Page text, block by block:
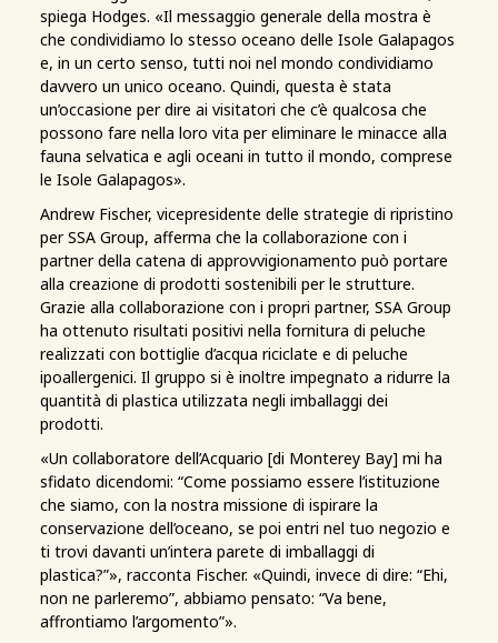
spiega Hodges. «Il messaggio generale della mostra è
che condividiamo lo stesso oceano delle Isole Galapagos
e, in un certo senso, tutti noi nel mondo condividiamo
davvero un unico oceano. Quindi, questa è stata
un’occasione per dire ai visitatori che c’è qualcosa che
possono fare nella loro vita per eliminare le minacce alla
fauna selvatica e agli oceani in tutto il mondo, comprese
le Isole Galapagos».
Andrew Fischer, vicepresidente delle strategie di ripristino
per SSA Group, afferma che la collaborazione con i
partner della catena di approvvigionamento può portare
alla creazione di prodotti sostenibili per le strutture.
Grazie alla collaborazione con i propri partner, SSA Group
ha ottenuto risultati positivi nella fornitura di peluche
realizzati con bottiglie d’acqua riciclate e di peluche
ipoallergenici. Il gruppo si è inoltre impegnato a ridurre la
quantità di plastica utilizzata negli imballaggi dei
prodotti.
«Un collaboratore dell’Acquario [di Monterey Bay] mi ha
sfidato dicendomi: “Come possiamo essere l’istituzione
che siamo, con la nostra missione di ispirare la
conservazione dell’oceano, se poi entri nel tuo negozio e
ti trovi davanti un’intera parete di imballaggi di
plastica?”», racconta Fischer. «Quindi, invece di dire: “Ehi,
non ne parleremo”, abbiamo pensato: “Va bene,
affrontiamo l’argomento”».